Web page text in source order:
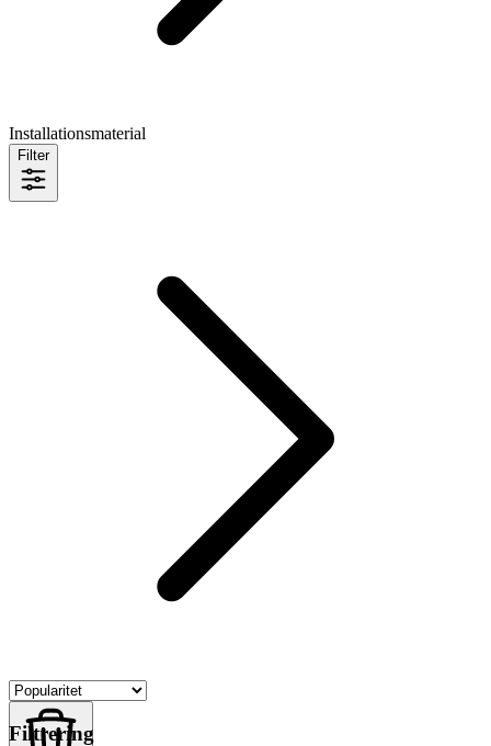
Installationsmaterial
Filter
Filtrering